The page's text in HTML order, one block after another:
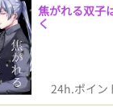
焦がれる双子
く
24h.ポイン